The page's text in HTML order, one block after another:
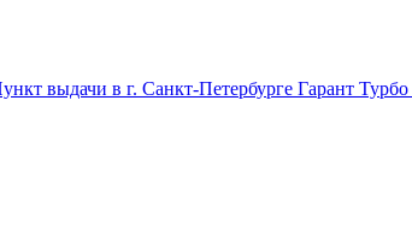
выдачи в г. Санкт-Петербурге Гарант Турбо